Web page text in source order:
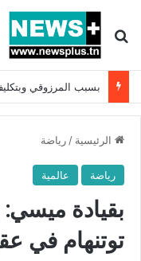
بحث عن
الرئيسية / رياضة
رياضة عالمية
بقيادة
توتنهام في